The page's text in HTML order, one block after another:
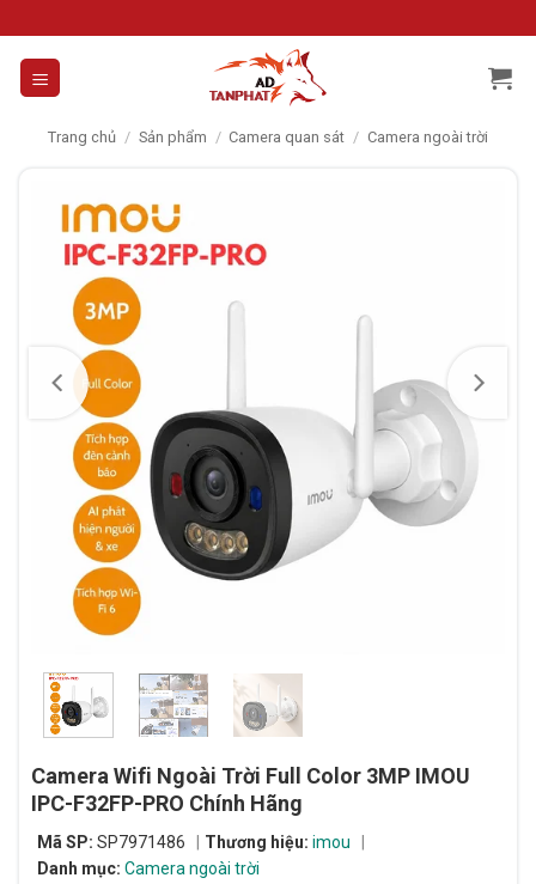
to
content
Trang chủ / Sản phẩm / Camera quan sát / Camera ngoài trời
Camera Wifi Ngoài Trời Full Color 3MP IMOU
IPC-F32FP-PRO Chính Hãng
Mã SP: SP7971486 Thương hiệu: imou
Danh mục: Camera ngoài trời